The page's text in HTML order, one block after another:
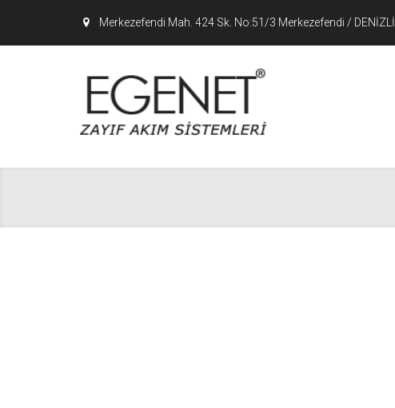
Merkezefendi Mah. 424 Sk. No:51/3 Merkezefendi / DENİZLİ